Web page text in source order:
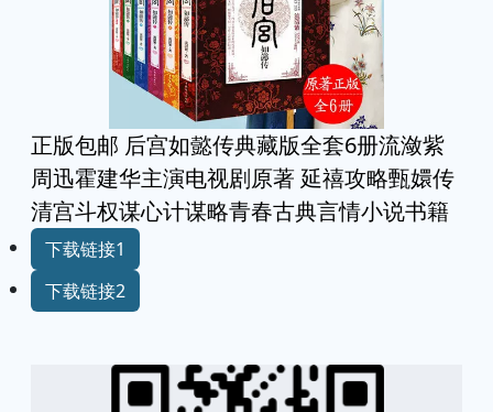
正版包邮 后宫如懿传典藏版全套6册流潋紫
周迅霍建华主演电视剧原著 延禧攻略甄嬛传
清宫斗权谋心计谋略青春古典言情小说书籍
下载链接1
下载链接2